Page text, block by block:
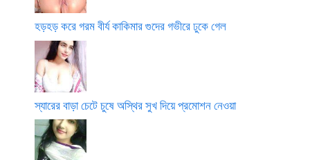
হড়হড় করে গরম বীর্য কাকিমার গুদের গভীরে ঢুকে গেল
স্যারের বাড়া চেটে চুষে অস্থির সুখ দিয়ে প্রমোশন নেওয়া